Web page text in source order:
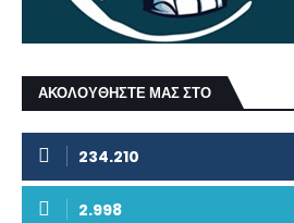
ΑΚΟΛΟΥΘΗΣΤΕ ΜΑΣ ΣΤΟ
234.210
2.998